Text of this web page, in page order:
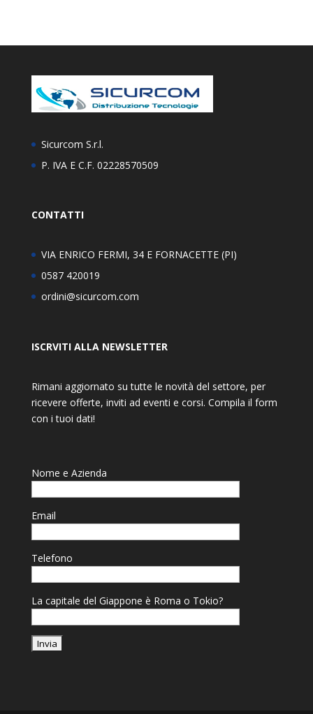
Sicurcom S.r.l.
P. IVA E C.F. 02228570509
CONTATTI
VIA ENRICO FERMI, 34 E FORNACETTE (PI)
0587 420019
ordini@sicurcom.com
ISCRVITI ALLA NEWSLETTER
Rimani aggiornato su tutte le novità del settore, per
ricevere offerte, inviti ad eventi e corsi. Compila il form
con i tuoi dati!
Nome e Azienda
Email
Telefono
La capitale del Giappone è Roma o Tokio?